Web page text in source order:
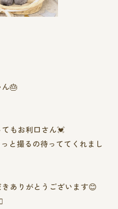
🎂
もお利口さん💓
と撮るの待っててくれまし
ありがとうございます😊